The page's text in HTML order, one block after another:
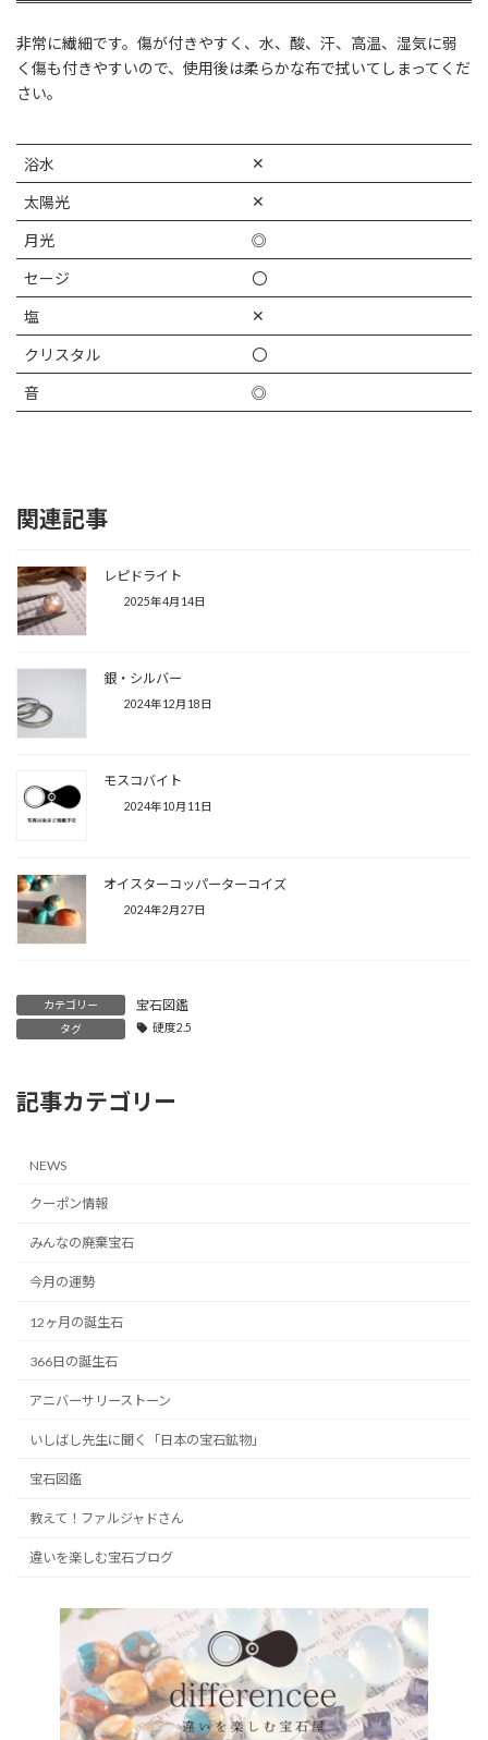
非常に繊細です。傷が付きやすく、水、酸、汗、高温、湿気に弱
く傷も付きやすいので、使用後は柔らかな布で拭いてしまってくだ
さい。
浴水 ✕
太陽光 ✕
月光 ◎
セージ 〇
塩 ✕
クリスタル 〇
音 ◎
関連記事
レピドライト
2025年4月14日
銀・シルバー
2024年12月18日
モスコバイト
2024年10月11日
オイスターコッパーターコイズ
2024年2月27日
カテゴリー 宝石図鑑
タグ 硬度2.5
記事カテゴリー
NEWS
クーポン情報
みんなの廃棄宝石
今月の運勢
12ヶ月の誕生石
366日の誕生石
アニバーサリーストーン
いしばし先生に聞く「日本の宝石鉱物」
宝石図鑑
教えて！ファルジャドさん
違いを楽しむ宝石ブログ